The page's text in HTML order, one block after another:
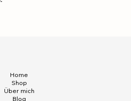
Home
Shop
Über mich
Blog